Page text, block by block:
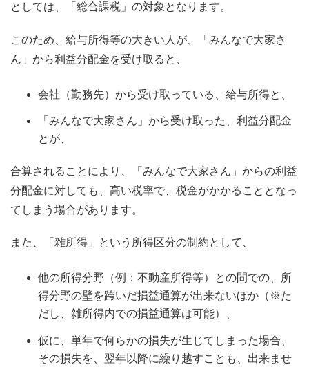
としては、「総合課税」の対象となります。
このため、給与所得等の大きい人が、「みんなで大家さ
ん」から利益分配金を受け取ると、
会社（勤務先）から受け取っている、給与所得と、
「みんなで大家さん」から受け取った、利益分配金
とが、
合算されることにより、「みんなで大家さん」からの利益
分配金に対しても、高い税率で、税金がかかることとなっ
てしまう場合があります。
また、「雑所得」という所得区分の制約として、
他の所得分野（例：不動産所得等）との間での、所
得分野の壁を跨いだ損益通算が出来ないほか（※た
だし、雑所得内での損益通算は可能）、
仮に、単年で何らかの損失が生じてしまった場合、
その損失を、翌年以降に繰り越すことも、出来ませ